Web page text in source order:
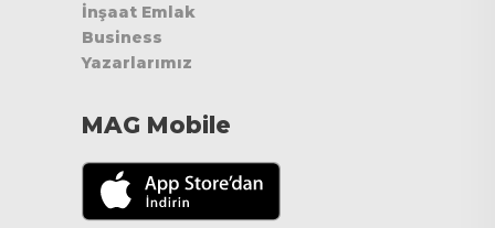
İnşaat Emlak
Business
Yazarlarımız
MAG Mobile